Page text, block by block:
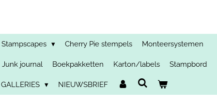
Stampscapes Cherry Pie stempels Monteersystemen
Junk journal Boekpakketten Karton/labels Stampbord
NIEUWSBRIEF